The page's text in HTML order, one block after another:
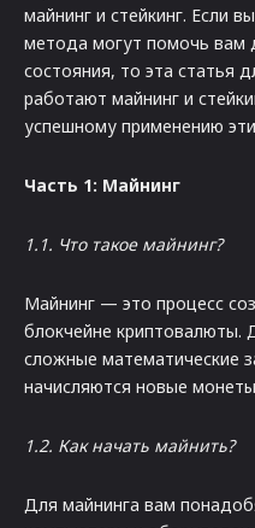
майнинг и стейкинг. Если
метода могут помочь вам
состояния, то эта статья
работают майнинг и
успешному применению
Часть 1: Майнинг
1.1. Что такое майнинг?
Майнинг — это процесс
блокчейне криптовалюты.
сложные математические
начисляются новые
1.2. Как начать майнить?
Для майнинга вам